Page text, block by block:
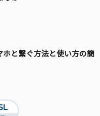
と繋ぐ方法と使い方の簡